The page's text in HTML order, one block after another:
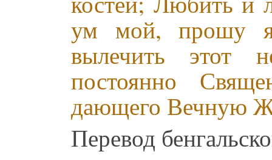
ум мой, прошу я
вылечить этот
постоянно
дающего Вечную
Перевод